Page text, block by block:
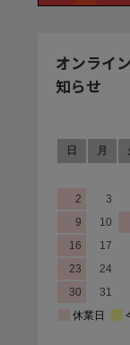
オンライ
知らせ